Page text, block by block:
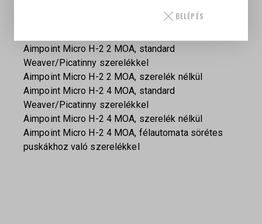
Aimpoint Micro H-2 2 MOA, Blaser
Aimpoint Micro H-2 2 MOA, standard
Weaver/Picatinny szerelékkel
Aimpoint Micro H-2 2 MOA, szerelék nélkül
Aimpoint Micro H-2 4 MOA, standard
Weaver/Picatinny szerelékkel
Aimpoint Micro H-2 4 MOA, szerelék nélkül
Aimpoint Micro H-2 4 MOA, félautomata sörétes
puskákhoz való szerelékkel
BELÉPÉS